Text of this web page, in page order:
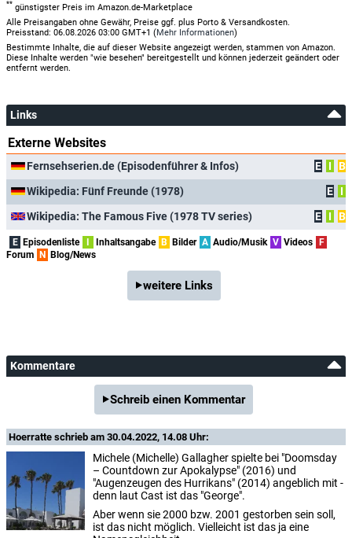
** günstigster Preis im Amazon.de-Marketplace
Alle Preisangaben ohne Gewähr, Preise ggf. plus Porto & Versandkosten.
Preisstand: 06.08.2026 03:00 GMT+1 (Mehr Informationen)
Bestimmte Inhalte, die auf dieser Website angezeigt werden, stammen von Amazon.
Diese Inhalte werden "wie besehen" bereitgestellt und können jederzeit geändert oder
entfernt werden.
Links
Externe Websites
Fernsehserien.de (Episodenführer & Infos) E I
B
Wikipedia: Fünf Freunde (1978)
E
I
Wikipedia: The Famous Five (1978 TV series)
E I B
E Episodenliste I Inhaltsangabe B Bilder A Audio/Musik V Videos F
Forum N Blog/News
weitere Links
Kommentare
Schreib einen Kommentar
Hoerratte schrieb am 30.04.2022, 14.08 Uhr:
Michele (Michelle) Gallagher spielte bei "Doomsday
– Countdown zur Apokalypse" (2016) und
"Augenzeugen des Hurrikans" (2014) angeblich mit -
denn laut Cast ist das "George".
Aber wenn sie 2000 bzw. 2001 gestorben sein soll,
ist das nicht möglich. Vielleicht ist das ja eine